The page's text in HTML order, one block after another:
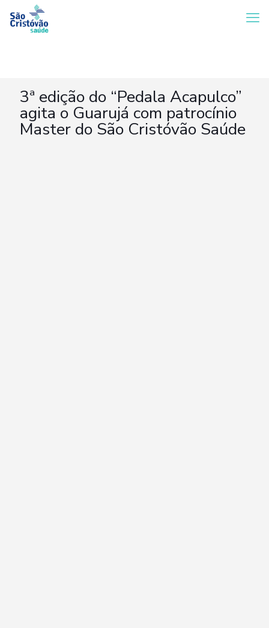
3ª edição do “Pedala Acapulco”
agita o Guarujá com patrocínio
Master do São Cristóvão Saúde